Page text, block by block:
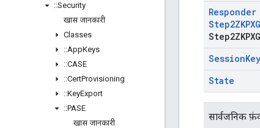
::Security
खास जानकारी
Classes
::AppKeys
::CASE
::CertProvisioning
::KeyExport
::PASE
खास जानकारी
Responder
SessionKey
State
सार्वजनिक